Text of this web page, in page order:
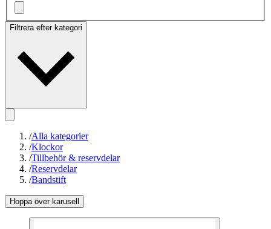
Filtrera efter kategori
/Alla kategorier
/Klockor
/Tillbehör & reservdelar
/Reservdelar
/Bandstift
Hoppa över karusell